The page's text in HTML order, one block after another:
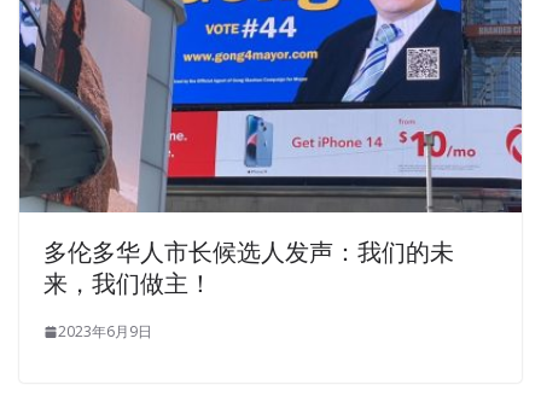
多伦多华人市长候选人发声：我们的未
来，我们做主！
2023年6月9日